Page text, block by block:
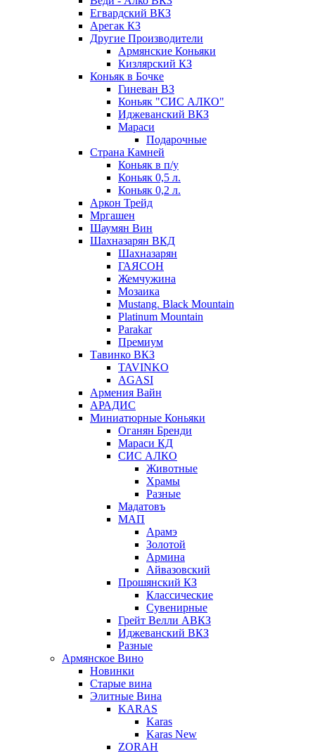
Егвардский ВКЗ
Арегак КЗ
Другие Производители
Армянские Коньяки
Кизлярский КЗ
Коньяк в Бочке
Гиневан ВЗ
Коньяк "СИС АЛКО"
Иджеванский ВКЗ
Мараси
Подарочные
Страна Камней
Коньяк в п/у
Коньяк 0,5 л.
Коньяк 0,2 л.
Аркон Трейд
Мргашен
Шаумян Вин
Шахназарян ВКД
Шахназарян
ГАЯСОН
Жемчужина
Мозаика
Mustang. Black Mountain
Platinum Mountain
Parakar
Премиум
Тавинко ВКЗ
TAVINKO
AGASI
Армения Вайн
АРАДИС
Миниатюрные Коньяки
Оганян Бренди
Мараси КД
СИС АЛКО
Животные
Храмы
Разные
Мадатовъ
МАП
Арамэ
Золотой
Армина
Айвазовский
Прошянский КЗ
Классические
Сувенирные
Грейт Велли АВКЗ
Иджеванский ВКЗ
Разные
Армянское Вино
Новинки
Старые вина
Элитные Вина
KARAS
Karas
Karas New
ZORAH